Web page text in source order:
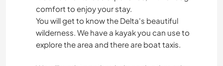
comfort to enjoy your stay.
You will get to know the Delta's beautiful
wilderness. We have a kayak you can use to
explore the area and there are boat taxis.